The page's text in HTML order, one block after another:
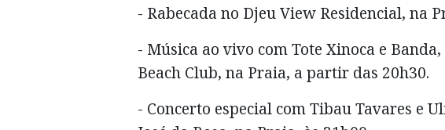
- Rabecada no Djeu View Residencial, na
- Música ao vivo com Tote Xinoca e
Beach Club, na Praia, a partir das 20h30.
- Concerto especial com Tibau Tavares e